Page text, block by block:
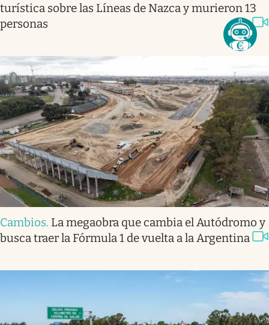
turística sobre las Líneas de Nazca y murieron 13
personas
Cambios. La megaobra que cambia el Autódromo y
busca traer la Fórmula 1 de vuelta a la Argentina